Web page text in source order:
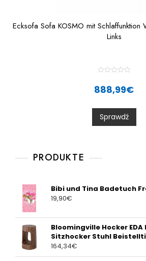
Ecksofa Sofa KOSMO mit Schlaffunktion
Links
a
t
0
o
u
t
888,99€
Sprawdź
PRODUKTE
Bibi und Tina Badetuch
19,90€
Bloomingville Hocker EDA
Sitzhocker Stuhl
164,34€